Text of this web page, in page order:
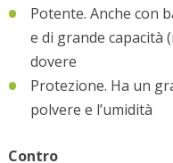
Potente. Anche con
e di grande capacità
dovere
Protezione. Ha un
polvere e l’umidità
Contro